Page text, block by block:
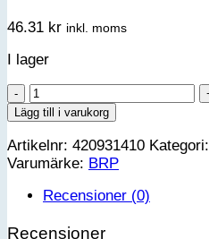
46.31 kr inkl. moms
I lager
O-
Ring
mängd
Lägg till i varukorg
Artikelnr: 420931410 Kategori:
Varumärke: BRP
Recensioner (0)
Recensioner